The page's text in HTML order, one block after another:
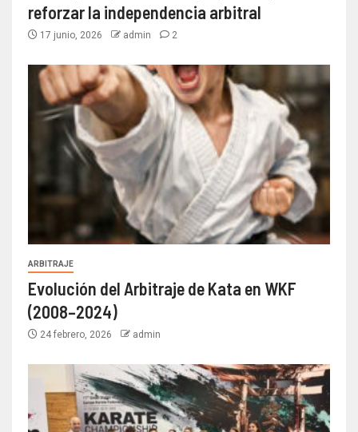
reforzar la independencia arbitral
17 junio, 2026 admin 2
ARBITRAJE
Evolución del Arbitraje de Kata en WKF
(2008–2024)
24 febrero, 2026 admin